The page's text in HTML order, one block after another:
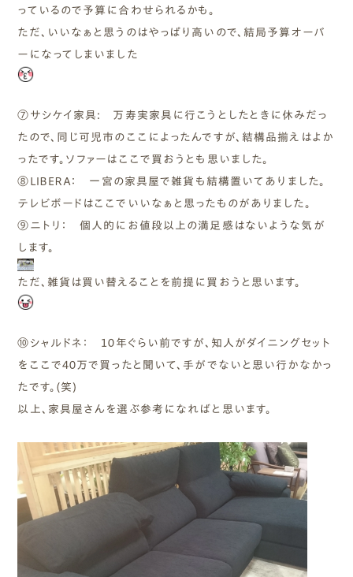
っているので予算に合わせられるかも。
ただ、いいなぁと思うのはやっぱり高いので、結局予算オーバ
ーになってしまいました
⑦サシケイ家具: 万寿実家具に行こうとしたときに休みだっ
たので、同じ可児市のここによったんですが、結構品揃えはよか
ったです。ソファーはここで買おうとも思いました。
⑧ＬＩＢＥＲＡ： 一宮の家具屋で雑貨も結構置いてありました。
テレビボードはここでいいなぁと思ったものがありました。
⑨ニトリ： 個人的にお値段以上の満足感はないような気が
します。
ただ、雑貨は買い替えることを前提に買おうと思います。
⑩シャルドネ： １０年ぐらい前ですが、知人がダイニングセット
をここで４０万で買ったと聞いて、手がでないと思い行かなかっ
たです。(笑)
以上、家具屋さんを選ぶ参考になればと思います。